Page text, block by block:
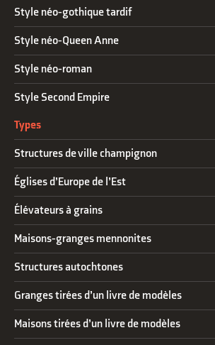
Style néo-gothique tardif
Style néo-Queen Anne
Style néo-roman
Style Second Empire
Types
Structures de ville champignon
Églises d’Europe de l’Est
Élévateurs à grains
Maisons-granges mennonites
Structures autochtones
Granges tirées d’un livre de modèles
Maisons tirées d’un livre de modèles